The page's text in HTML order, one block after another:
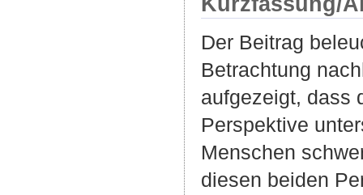
Der Beitrag
Betrachtung
aufgezeigt, dass
Perspektive
Menschen
diesen beiden